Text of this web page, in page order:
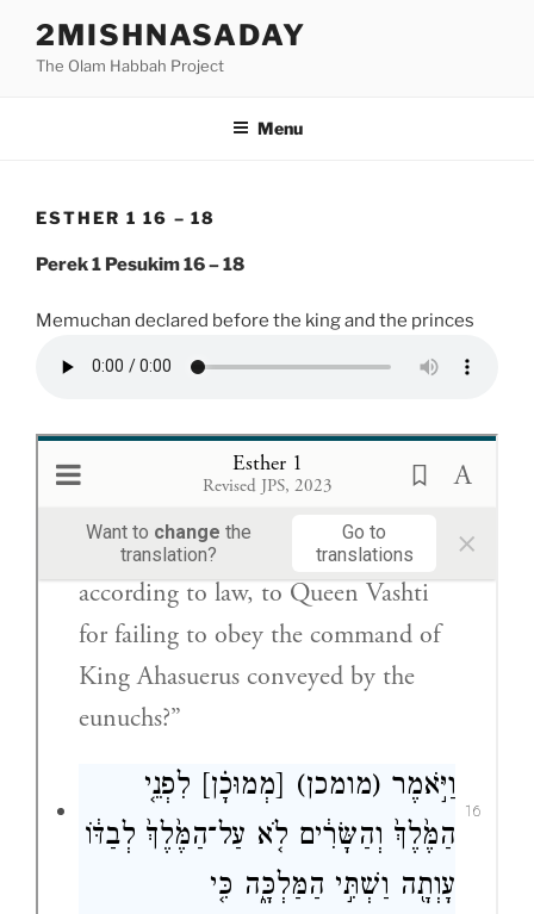
content
2MISHNASADAY
The Olam Habbah Project
Menu
ESTHER 1 16 – 18
Perek 1 Pesukim 16 – 18
Memuchan declared before the king and the princes